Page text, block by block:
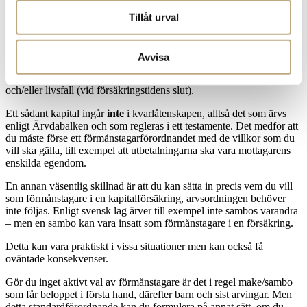
Tillåt urval
Avvisa
Ett förmånstagarförordnande reglerar vem eller vilka som ska få ett
utfallande belopp från en kapital- eller pensionsförsäkring.
förmånstagare. Ett förmånstagarförordnande kan gälla vid dödsfall
och/eller livsfall (vid försäkringstidens slut).
Ett sådant kapital ingårinte i kvarlåtenskapen, alltså det som ärvs
enligt Ärvdabalken och som regleras i ett testamente. Det medför att
du måste förse ett förmånstagarförordnandet med de villkor som du
vill ska gälla, till exempel att utbetalningarna ska vara mottagarens
enskilda egendom.
En annan väsentlig skillnad är att du kan sätta in precis vem du vill
som förmånstagare i en kapitalförsäkring, arvsordningen behöver
inte följas. Enligt svensk lag ärver till exempel inte sambos varandra
– men en sambo kan vara insatt som förmånstagare i en försäkring.
Detta kan vara praktiskt i vissa situationer men kan också få
oväntade konsekvenser.
Gör du inget aktivt val av förmånstagare är det i regel make/sambo
som får beloppet i första hand, därefter barn och sist arvingar. Men